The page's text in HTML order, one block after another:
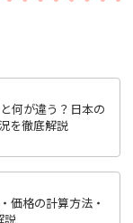
何が違う？日本の
を徹底解説
価格の計算方法・
説